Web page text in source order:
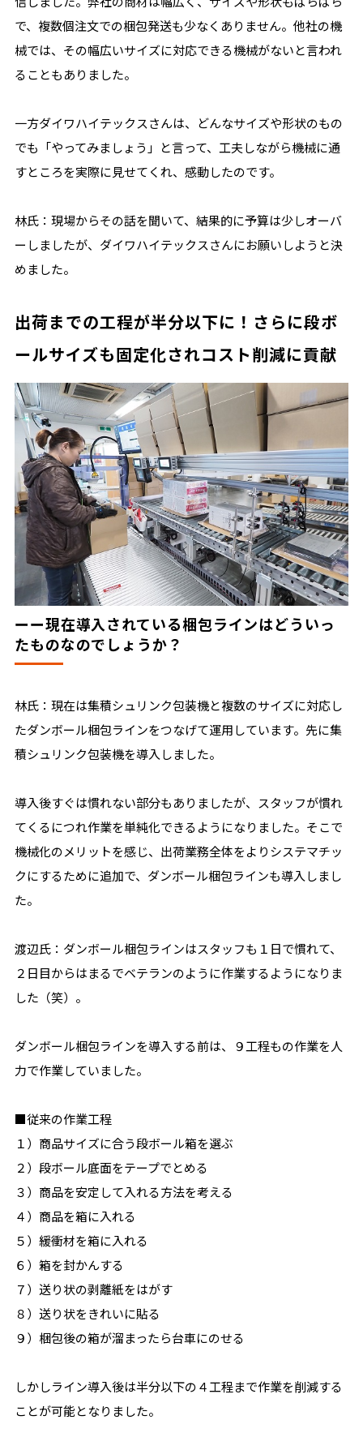
で、複数個注文での梱包発送も少なくありません。他社の機
械では、その幅広いサイズに対応できる機械がないと言われ
ることもありました。
一方ダイワハイテックスさんは、どんなサイズや形状のもの
でも「やってみましょう」と言って、工夫しながら機械に通
すところを実際に見せてくれ、感動したのです。
林氏：現場からその話を聞いて、結果的に予算は少しオーバ
ーしましたが、ダイワハイテックスさんにお願いしようと決
めました。
出荷までの工程が半分以下に！さらに段ボ
ールサイズも固定化されコスト削減に貢献
ーー現在導入されている梱包ラインはどういっ
たものなのでしょうか？
林氏：現在は集積シュリンク包装機と複数のサイズに対応し
たダンボール梱包ラインをつなげて運用しています。先に集
積シュリンク包装機を導入しました。
導入後すぐは慣れない部分もありましたが、スタッフが慣れ
てくるにつれ作業を単純化できるようになりました。そこで
機械化のメリットを感じ、出荷業務全体をよりシステマチッ
クにするために追加で、ダンボール梱包ラインも導入しまし
た。
渡辺氏：ダンボール梱包ラインはスタッフも１日で慣れて、
２日目からはまるでベテランのように作業するようになりま
した（笑）。
ダンボール梱包ラインを導入する前は、９工程もの作業を人
力で作業していました。
■従来の作業工程
１）商品サイズに合う段ボール箱を選ぶ
２）段ボール底面をテープでとめる
３）商品を安定して入れる方法を考える
４）商品を箱に入れる
５）緩衝材を箱に入れる
６）箱を封かんする
７）送り状の剥離紙をはがす
８）送り状をきれいに貼る
９）梱包後の箱が溜まったら台車にのせる
しかしライン導入後は半分以下の４工程まで作業を削減する
ことが可能となりました。